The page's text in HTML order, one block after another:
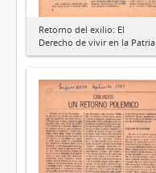
Retorno del exilio: El
Derecho de vivir en la Patria